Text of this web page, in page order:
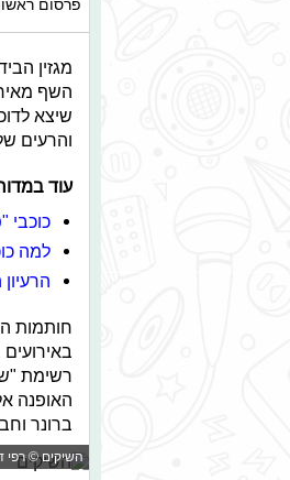
פרסום ראשון: 27/05/2014,
מגזין
השף
שיצא
והרעים
עוד
כוכבי
למה
חותמות
רשימת
האופנה
ברונר
השיקים © רפי